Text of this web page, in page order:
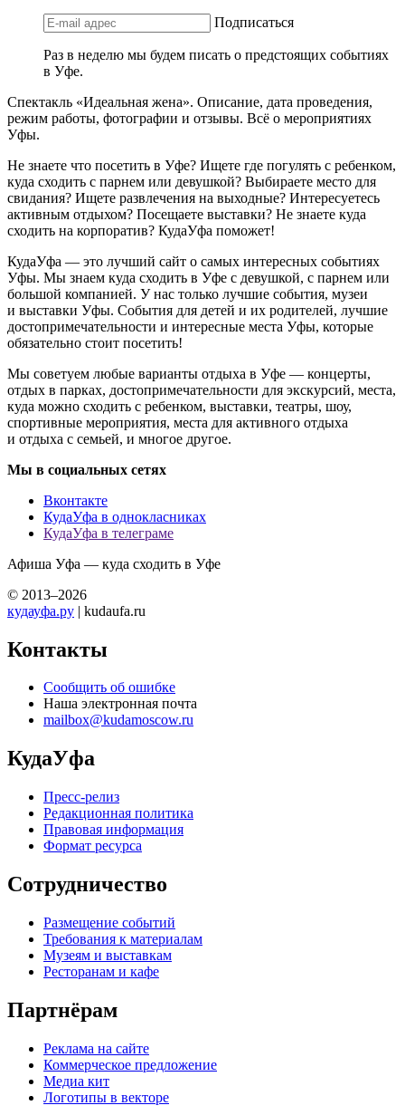
Подписаться
Раз в неделю мы будем писать о предстоящих событиях
в Уфе.
Спектакль «Идеальная жена». Описание, дата проведения,
режим работы, фотографии и отзывы. Всё о мероприятиях
Уфы.
Не знаете что посетить в Уфе? Ищете где погулять с ребенком,
куда сходить с парнем или девушкой? Выбираете место для
свидания? Ищете развлечения на выходные? Интересуетесь
активным отдыхом? Посещаете выставки? Не знаете куда
сходить на корпоратив? КудаУфа поможет!
КудаУфа — это лучший сайт о самых интересных событиях
Уфы. Мы знаем куда сходить в Уфе с девушкой, с парнем или
большой компанией. У нас только лучшие события, музеи
и выставки Уфы. События для детей и их родителей, лучшие
достопримечательности и интересные места Уфы, которые
обязательно стоит посетить!
Мы советуем любые варианты отдыха в Уфе — концерты,
отдых в парках, достопримечательности для экскурсий, места,
куда можно сходить с ребенком, выставки, театры, шоу,
спортивные мероприятия, места для активного отдыха
и отдыха с семьей, и многое другое.
Мы в социальных сетях
Вконтакте
КудаУфа в однокласниках
КудаУфа в телеграме
Афиша Уфа — куда сходить в Уфе
© 2013–2026
кудауфа.ру | kudaufa.ru
Контакты
Сообщить об ошибке
Наша электронная почта
mailbox@kudamoscow.ru
КудаУфа
Пресс-релиз
Редакционная политика
Правовая информация
Формат ресурса
Сотрудничество
Размещение событий
Требования к материалам
Музеям и выставкам
Ресторанам и кафе
Партнёрам
Реклама на сайте
Коммерческое предложение
Медиа кит
Логотипы в векторе